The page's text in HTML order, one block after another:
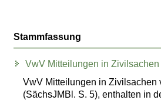
Stammfassung
VwV Mitteilungen in Zivilsachen
VwV Mitteilungen in Zivilsachen
(SächsJMBl. S. 5), enthalten in